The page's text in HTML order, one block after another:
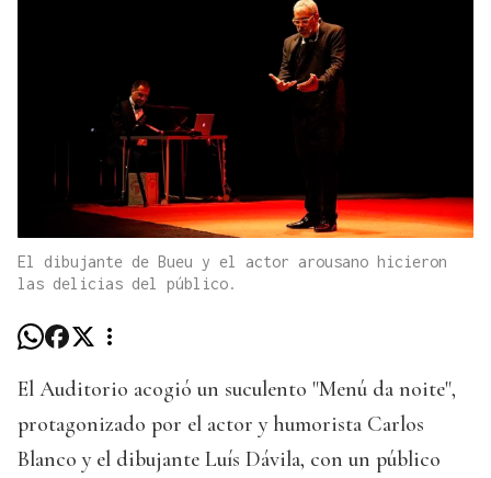
El dibujante de Bueu y el actor arousano hicieron
las delicias del público.
El Auditorio acogió un suculento "Menú da noite",
protagonizado por el actor y humorista Carlos
Blanco y el dibujante Luís Dávila, con un público